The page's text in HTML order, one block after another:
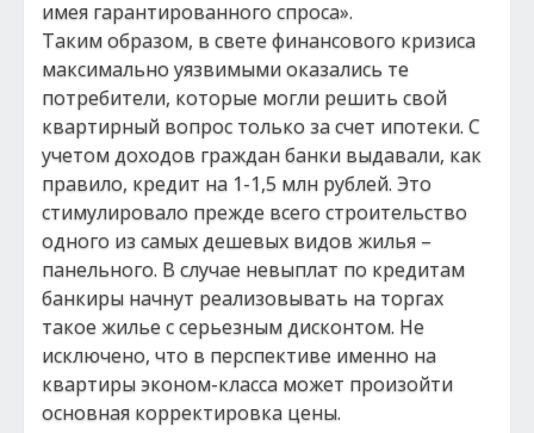
имея гарантированного спроса».
Таким образом, в свете финансового кризиса
максимально уязвимыми оказались те
потребители, которые могли решить свой
квартирный вопрос только за счет ипотеки. С
учетом доходов граждан банки выдавали, как
правило, кредит на 1-1,5 млн рублей. Это
стимулировало прежде всего строительство
одного из самых дешевых видов жилья –
панельного. В случае невыплат по кредитам
банкиры начнут реализовывать на торгах
такое жилье с серьезным дисконтом. Не
исключено, что в перспективе именно на
квартиры эконом-класса может произойти
основная корректировка цены.